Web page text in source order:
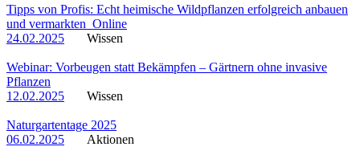
Tipps von Profis: Echt heimische Wildpflanzen erfolgreich anbauen
und vermarkten_Online
24.02.2025
Wissen
Webinar: Vorbeugen statt Bekämpfen – Gärtnern ohne invasive
Pflanzen
12.02.2025
Wissen
Naturgartentage 2025
06.02.2025
Aktionen